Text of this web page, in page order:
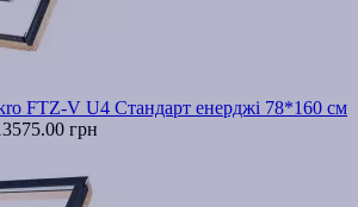
FTZ-V U4 Стандарт енерджі 78*160 см
грн